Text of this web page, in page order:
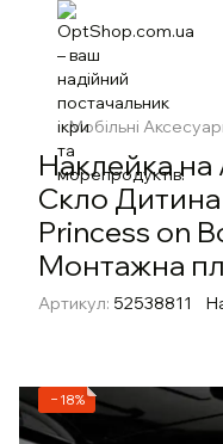
Мобільні
Наклейка на
Скло Дитина
Princess on
Монтажна
Артикул: 52538811
−18%